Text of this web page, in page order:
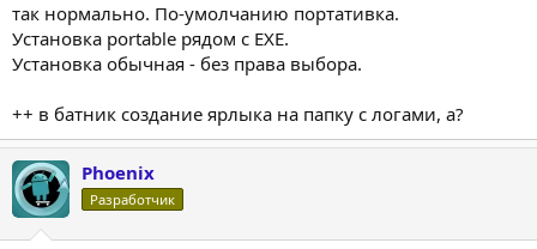
так нормально. По-умолчанию портативка.
Установка portable рядом с EXE.
Установка обычная - без права выбора.
++ в батник создание ярлыка на папку с логами, а?
Phoenix
Разработчик